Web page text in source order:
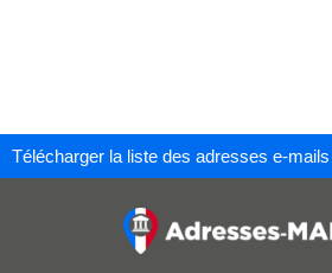
Télécharger la liste des adresses e-